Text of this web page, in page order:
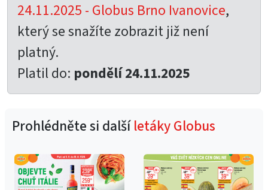
24.11.2025 - Globus Brno Ivanovice,
který se snažíte zobrazit již není
platný.
Platil do: pondělí 24.11.2025
Prohlédněte si dalšíletáky Globus